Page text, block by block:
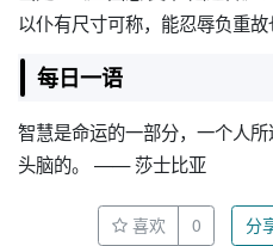
以仆有尺寸可称，能忍辱负重故
每日一语
智慧是命运的一部分，一个人
头脑的。 —— 莎士比亚
喜欢 0 分